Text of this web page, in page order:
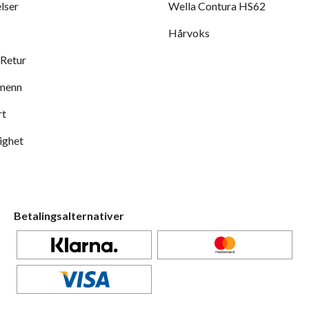
Wella Contura HS62
Hårvoks
Betalingsalternativer